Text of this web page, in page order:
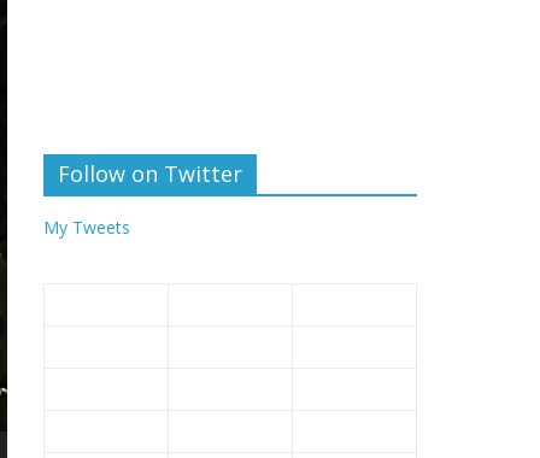
Follow on Twitter
My Tweets